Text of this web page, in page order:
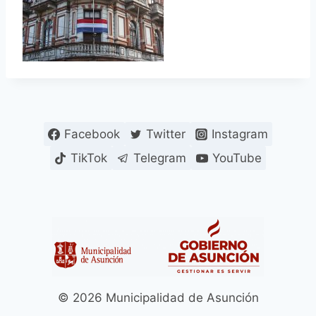
Facebook Twitter
Instagram
TikTok
Telegram YouTube
© 2026 Municipalidad de Asunción